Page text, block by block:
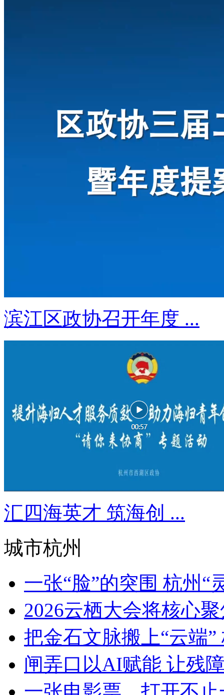
滨江区政协召开年度 ...
汇四海英才 筑海创 ...
城市杭州
一张“脸”的突围 杭州“
2026云栖大会将核心
把金石文脉搬上“云端
闸弄口以AI赋能 让残